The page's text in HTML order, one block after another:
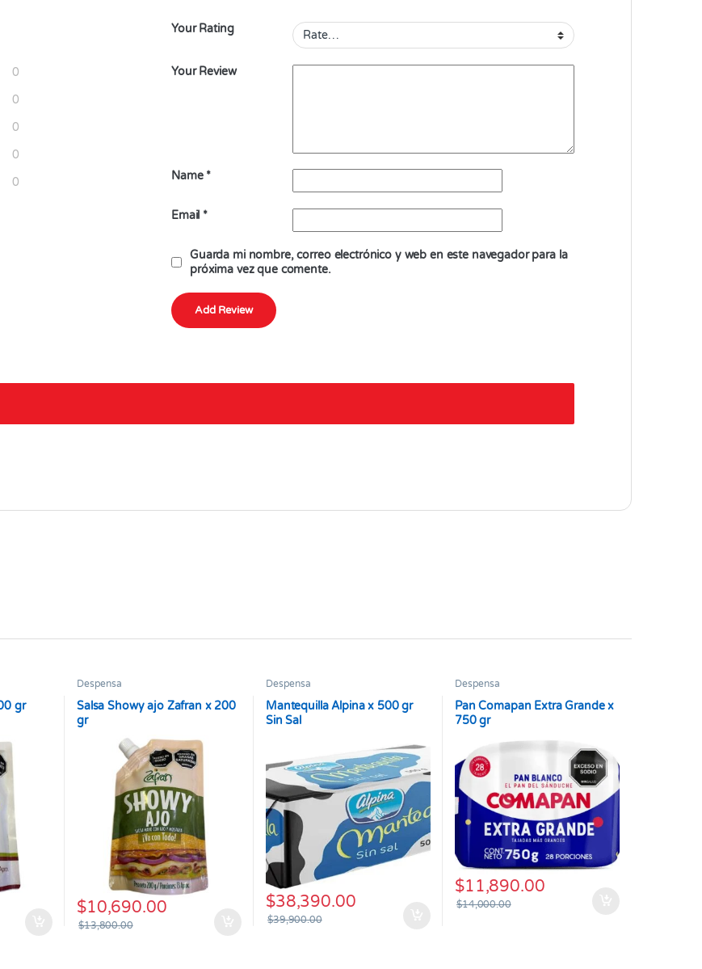
0
0
0
0
0
Your Rating
Your Review
Name *
Email *
Guarda mi nombre, correo electrónico y web en este navegador para la
próxima vez que comente.
gr
Despensa
Salsa Showy ajo Zafran x 200
gr
$10,690.00
$13,800.00
Despensa
Mantequilla Alpina x 500 gr
Sin Sal
$38,390.00
$39,900.00
Despensa
Pan Comapan Extra Grande x
750 gr
$11,890.00
$14,000.00